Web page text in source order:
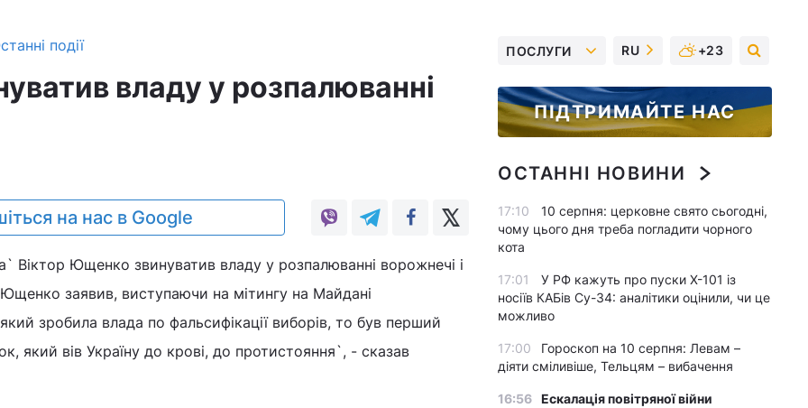
події
владу у розпалюванні
на нас в Google
Віктор Ющенко звинуватив владу у розпалюванні ворожнечі і
заявив, виступаючи на мітингу на Майдані
зробила влада по фальсифікації виборів, то був перший
який вів Україну до крові, до протистояння`, - сказав
ПОСЛУГИ RU +23
ПІДТРИМАЙТЕ НАС
ОСТАННІ НОВИНИ
17:10
10 серпня: церковне свято сьогодні,
чому цього дня треба погладити чорного
кота
17:01
У РФ кажуть про пуски Х-101 із
носіїв КАБів Су-34: аналітики оцінили, чи це
можливо
17:00
Гороскоп на 10 серпня: Левам –
діяти сміливіше, Тельцям – вибачення
16:56 Ескалація повітряної війни